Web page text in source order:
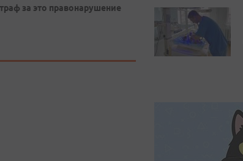
за это правонарушение